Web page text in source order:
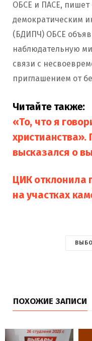
ОБСЕ и ПАСЕ, пишет
демократическим
(БДИПЧ) ОБСЕ
наблюдательную
связи с
приглашением от
Читайте также:
«То, что я
высказался о
ЦИК отклонила
на участках
ПОХОЖИЕ ЗАПИСИ